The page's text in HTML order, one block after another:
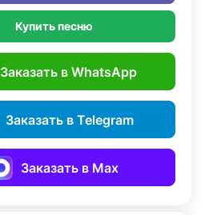
Купить песню
Заказать в WhatsApp
Заказать в Telegram
Заказать в Max